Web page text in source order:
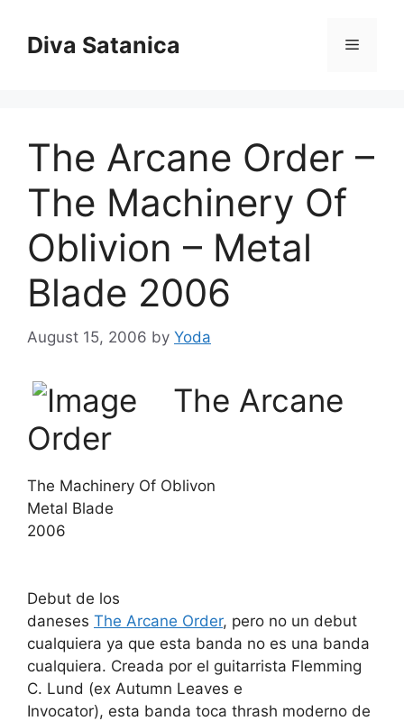
contentDiva Satanica Menu
The Arcane Order –
The Machinery Of
Oblivion – Metal
Blade 2006
August 15, 2006 by Yoda
The Arcane
Order
The Machinery Of Oblivon
Metal Blade
2006
Debut de los
daneses The Arcane Order, pero no un debut
cualquiera ya que esta banda no es una banda
cualquiera. Creada por el guitarrista Flemming
C. Lund (ex Autumn Leaves e
Invocator), esta banda toca thrash moderno de